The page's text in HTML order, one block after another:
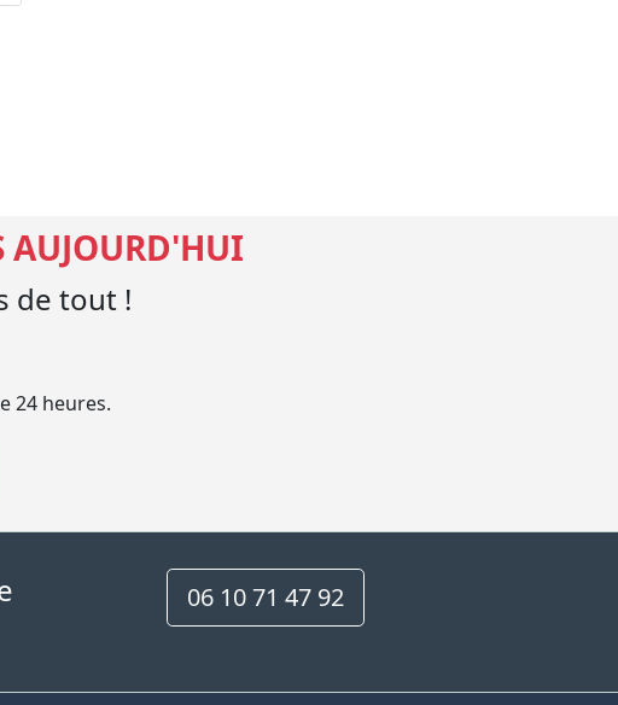
AUJOURD'HUI
de tout !
24 heures.
06 10 71 47 92